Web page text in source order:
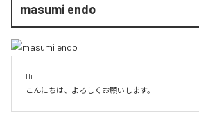
masumi endo
Hi
こんにちは、よろしくお願いします。